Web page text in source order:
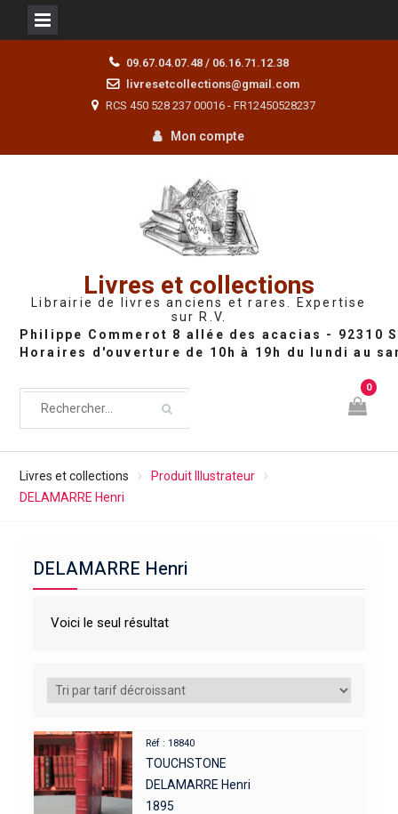
09.67.04.07.48 / 06.16.71.12.38
livresetcollections@gmail.com
RCS 450 528 237 00016 - FR12450528237
Mon compte
Livres et collections
Librairie de livres anciens et rares. Expertise
sur R.V.
0
Livres et collections
Produit Illustrateur
DELAMARRE Henri
DELAMARRE Henri
Voici le seul résultat
Réf : 18840
TOUCHSTONE
DELAMARRE Henri
1895